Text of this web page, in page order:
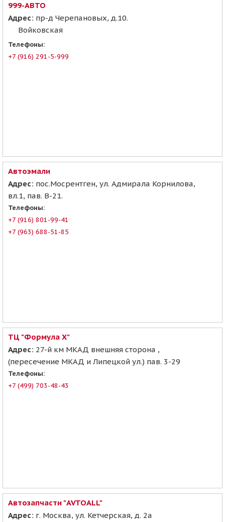
999-АВТО
Адрес: пр-д Черепановых, д.10.
Войковская
Телефоны:
+7 (916) 291-5-999
Автоэмали
Адрес: пос.Мосрентген, ул. Адмирала Корнилова,
вл.1, пав. В-21.
Телефоны:
+7 (916) 801-99-41
+7 (963) 688-51-85
ТЦ "Формула Х"
Адрес: 27-й км МКАД внешняя сторона ,
(пересечение МКАД и Липецкой ул.) пав. 3-29
Телефоны:
+7 (499) 703-48-43
Автозапчасти "AVTOALL"
Адрес: г. Москва, ул. Кетчерская, д. 2а